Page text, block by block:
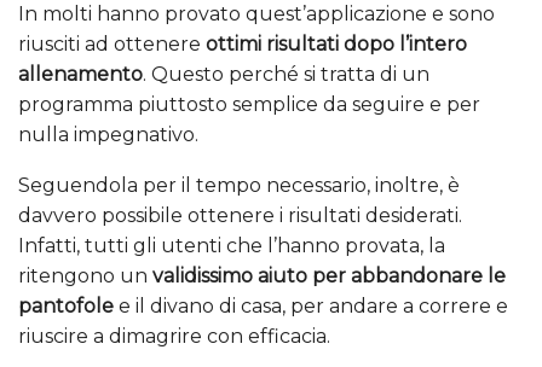
In molti hanno provato quest’applicazione e sono
riusciti ad ottenere ottimi risultati dopo l’intero
allenamento. Questo perché si tratta di un
programma piuttosto semplice da seguire e per
nulla impegnativo.
Seguendola per il tempo necessario, inoltre, è
davvero possibile ottenere i risultati desiderati.
Infatti, tutti gli utenti che l’hanno provata, la
ritengono un validissimo aiuto per abbandonare le
pantofole e il divano di casa, per andare a correre e
riuscire a dimagrire con efficacia.